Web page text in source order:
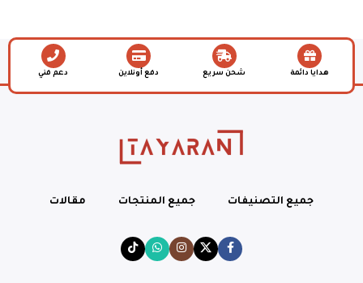
هدايا دائمة شحن سريع دفع أونلاين دعم فني
جميع التصنيفات جميع المنتجات مقالات